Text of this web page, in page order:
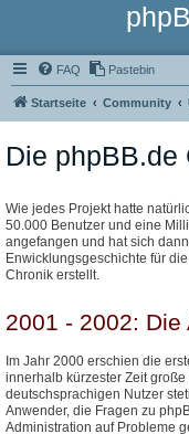
FAQ Pastebin
Startseite Community
Die phpBB.de
Wie jedes Projekt hatte
50.000 Benutzer und eine
angefangen und hat sich
Enwicklungsgeschichte für
Chronik erstellt.
2001 - 2002: Die
Im Jahr 2000 erschien die
innerhalb kürzester Zeit
deutschsprachigen Nutzer
Anwender, die Fragen zu
Administration auf Probleme